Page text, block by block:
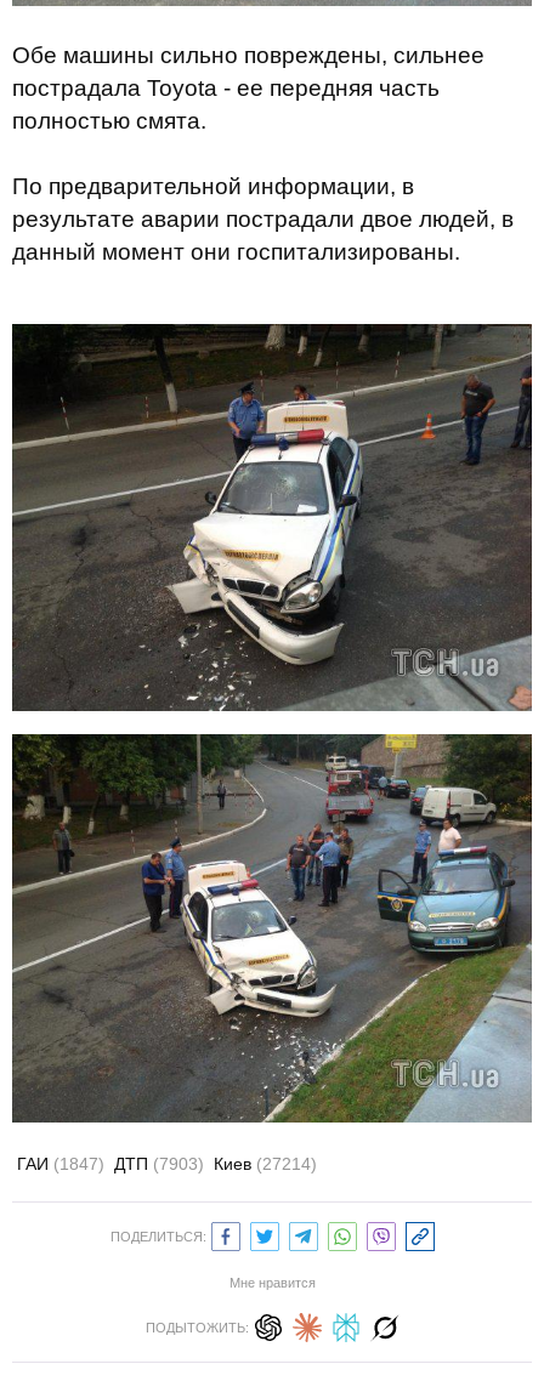
Обе машины сильно повреждены, сильнее
пострадала Toyota - ее передняя часть
полностью смята.
По предварительной информации, в
результате аварии пострадали двое людей, в
данный момент они госпитализированы.
ГАИ (1847) ДТП (7903) Киев (27214)
ПОДЕЛИТЬСЯ:
Мне нравится
ПОДЫТОЖИТЬ: